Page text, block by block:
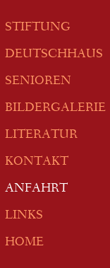
STIFTUNG
DEUTSCHHAUS
SENIOREN
BILDERGALERIE
LITERATUR
KONTAKT
ANFAHRT
LINKS
HOME